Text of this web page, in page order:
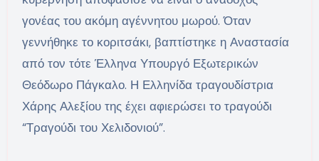
γονέας του ακόμη αγέννητου μωρού. Όταν
γεννήθηκε το κοριτσάκι, βαπτίστηκε η Αναστασία
από τον τότε Έλληνα Υπουργό Εξωτερικών
Θεόδωρο Πάγκαλο. Η Ελληνίδα τραγουδίστρια
Χάρης Αλεξίου της έχει αφιερώσει το τραγούδι
“Τραγούδι του Χελιδονιού”.